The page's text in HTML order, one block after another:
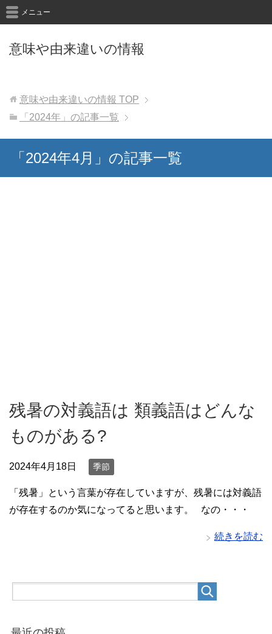
意味や由来違いの情報
メニュー
意味や由来違いの情報 TOP
「2024年」の記事一覧
「2024年4月」の記事一覧
残暑の対義語は 類義語はどんな
ものがある?
2024年4月18日 季節
「残暑」という言葉が存在していますが、残暑には対義語
が存在するのか気になってると思います。 なの・・・
続きを読む